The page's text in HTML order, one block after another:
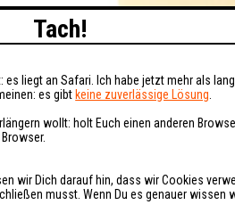
Tach!
liegt an Safari. Ich habe jetzt mehr als
es gibt keine zuverlässige Lösung
wollt: holt Euch einen anderen
wir Dich darauf hin, dass wir Cookies
musst. Wenn Du es genauer wissen